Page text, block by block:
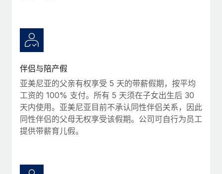
伴侣与陪产假
亚美尼亚的父亲有权享受 5 天的带薪假期，按平均
工资的 100% 支付。所有 5 天须在子女出生后 30
天内使用。亚美尼亚目前不承认同性伴侣关系，因此
同性伴侣的父母无权享受该假期。公司可自行为员工
提供带薪育儿假。